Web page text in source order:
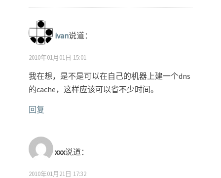
ivan说道：
2010年01月01日 15:01
我在想，是不是可以在自己的机器上建一个dns
的cache，这样应该可以省不少时间。
回复
xxx说道：
2010年01月21日 17:32